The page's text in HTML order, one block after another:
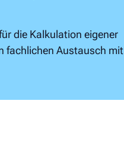
die Kalkulation eigener
fachlichen Austausch mit